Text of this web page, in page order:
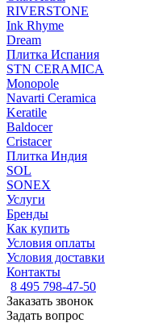
RIVERSTONE
Ink Rhyme
Dream
Плитка Испания
STN CERAMICA
Monopole
Navarti Ceramica
Keratile
Baldocer
Cristacer
Плитка Индия
SOL
SONEX
Услуги
Бренды
Как купить
Условия оплаты
Условия доставки
Контакты
8 495 798-47-50
Заказать звонок
Задать вопрос